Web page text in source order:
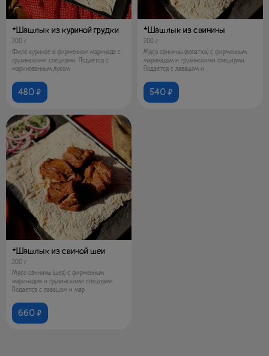
*Шашлык из куриной грудки
200 г
Филе куриное в фирменном маринаде с
грузинскими специями. Подается с
маринованным луком
480 ₽
*Шашлык из свинины
200 г
Мясо свинины (лопатка) с фирменным
маринадом и грузинскими специями.
Подается с лавашом и
540 ₽
*Шашлык из свиной шеи
200 г
Мясо свинины (шея) с фирменным
маринадом и грузинскими специями.
Подается с лавашом и мар
660 ₽